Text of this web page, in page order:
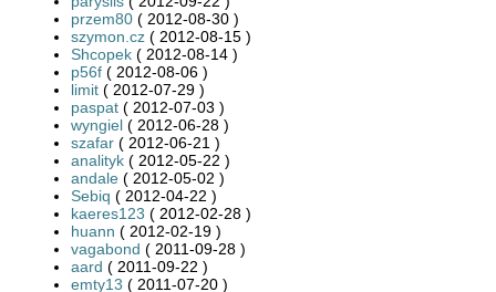
przem80 ( 2012-08-30 )
szymon.cz ( 2012-08-15 )
Shcopek ( 2012-08-14 )
p56f ( 2012-08-06 )
limit ( 2012-07-29 )
paspat ( 2012-07-03 )
wyngiel ( 2012-06-28 )
szafar ( 2012-06-21 )
analityk ( 2012-05-22 )
andale ( 2012-05-02 )
Sebiq ( 2012-04-22 )
kaeres123 ( 2012-02-28 )
huann ( 2012-02-19 )
vagabond ( 2011-09-28 )
aard ( 2011-09-22 )
emty13 ( 2011-07-20 )